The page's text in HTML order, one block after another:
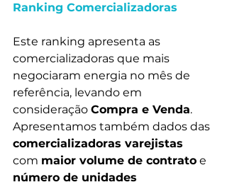
Ranking Comercializadoras
Este ranking apresenta as
comercializadoras que mais
negociaram energia no mês de
referência, levando em
consideração Compra e Venda.
Apresentamos também dados das
comercializadoras varejistas
com maior volume de contrato e
número de unidades